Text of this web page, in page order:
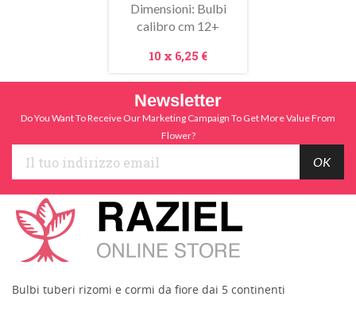
Dimensioni: Bulbi
calibro cm 12+
Prezzo
10 x 6,25 €
Newsletter
Do You Want To Receive Our Marketing Campaign To Get More Value From
Flower?
Bulbi tuberi rizomi e cormi da fiore dai 5 continenti